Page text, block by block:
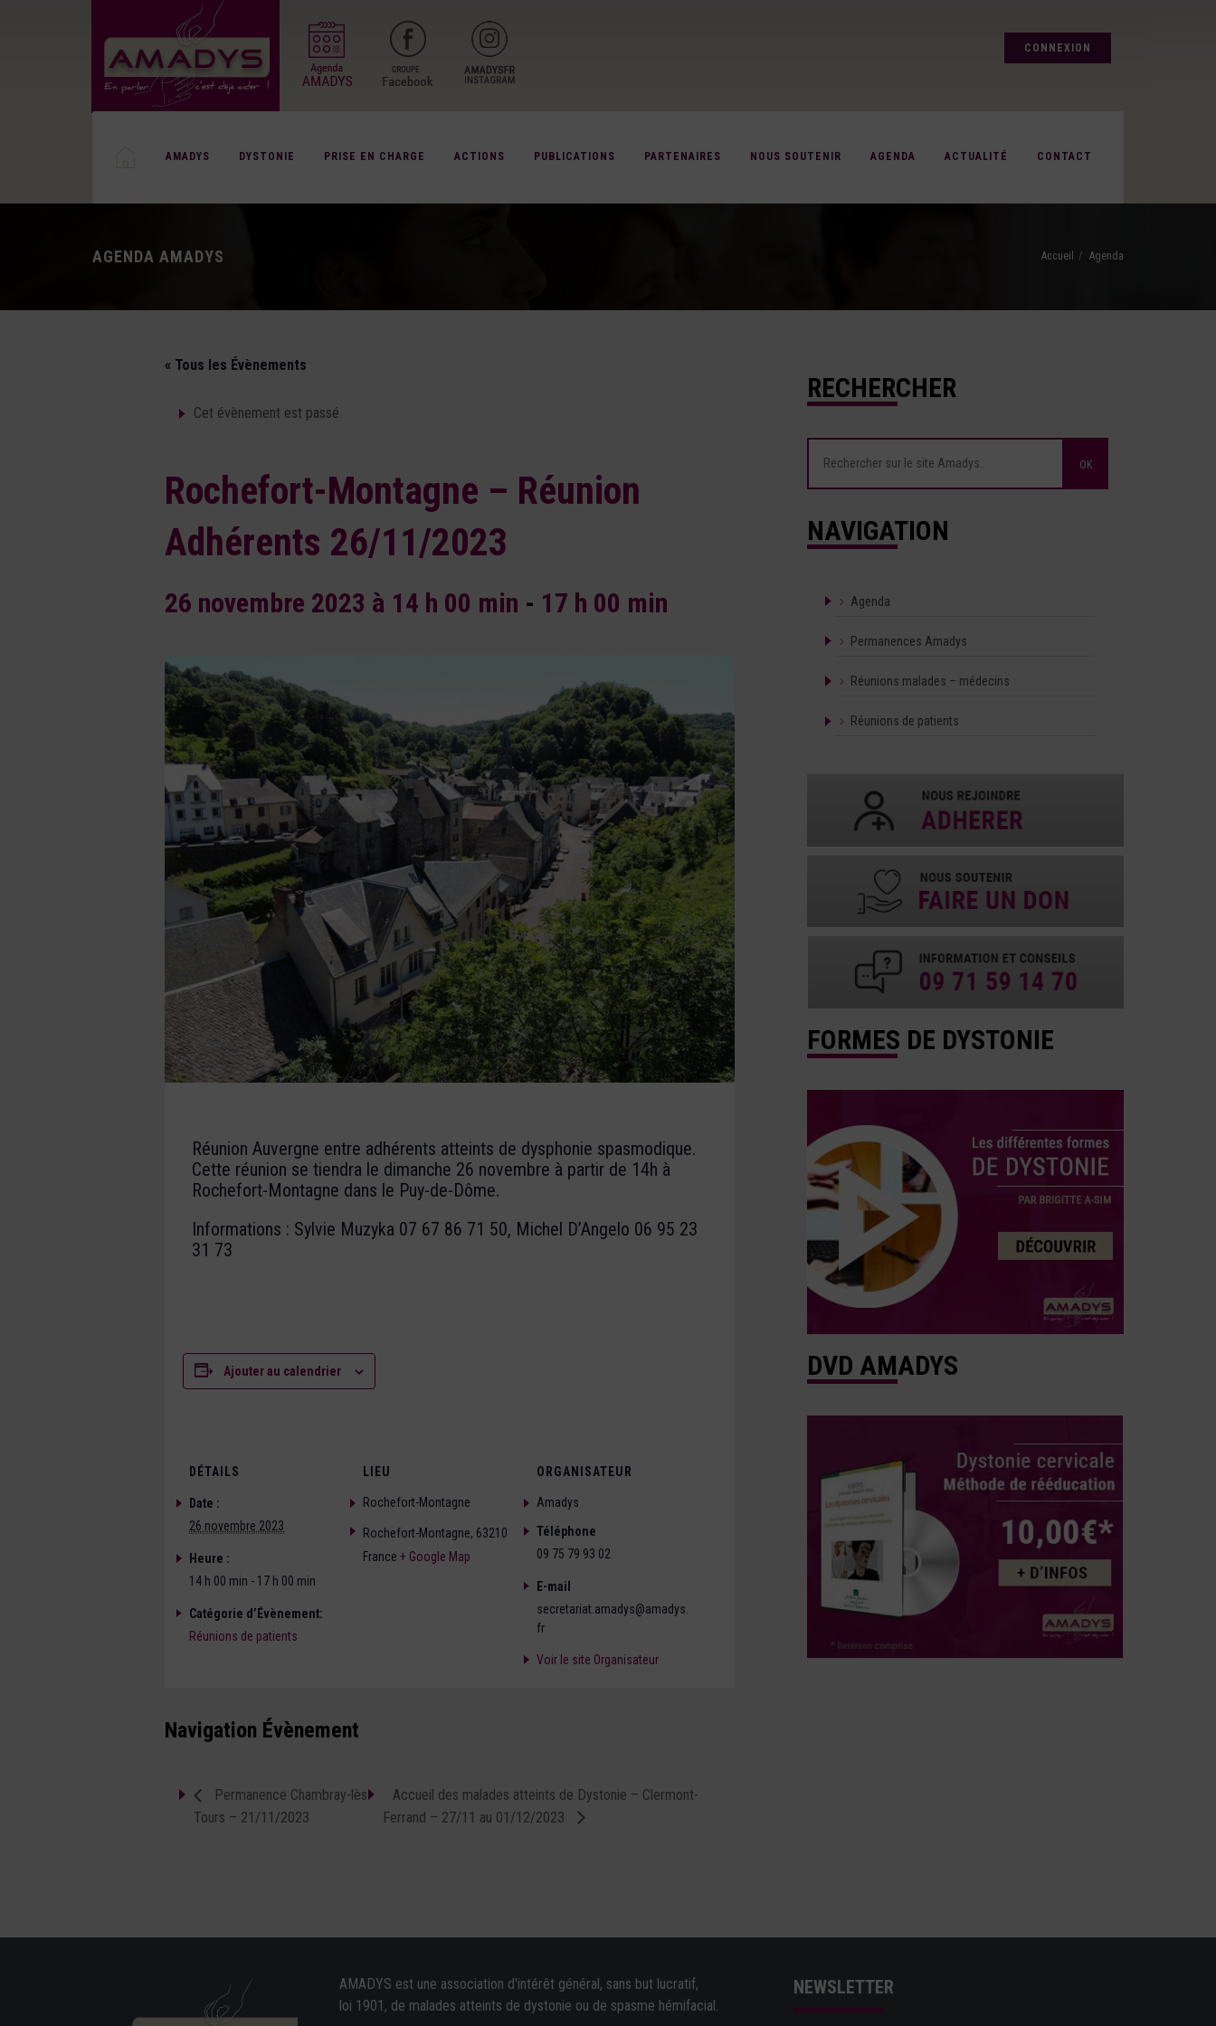
CONNEXION
AMADYS DYSTONIE PRISE EN CHARGE ACTIONS PUBLICATIONS PARTENAIRES NOUS SOUTENIR AGENDA ACTUALITÉ CONTACT
AGENDA AMADYS Accueil Agenda
« Tous les Évènements
Cet évènement est passé.
Rochefort-Montagne – Réunion
Adhérents 26/11/2023
26 novembre 2023 à 14 h 00 min - 17 h 00 min
Réunion Auvergne entre adhérents atteints de dysphonie spasmodique.
Cette réunion se tiendra le dimanche 26 novembre à partir de 14h à
Rochefort-Montagne dans le Puy-de-Dôme.
Informations : Sylvie Muzyka 07 67 86 71 50, Michel D’Angelo 06 95 23
31 73
Ajouter au calendrier
DÉTAILS
Date :
26 novembre 2023
Heure :
14 h 00 min - 17 h 00 min
Catégorie d’Évènement:
Réunions de patients
LIEU
Rochefort-Montagne
Rochefort-Montagne, 63210
France + Google Map
ORGANISATEUR
Amadys
Téléphone
09 75 79 93 02
E-mail
secretariat.amadys@amadys.
fr
Voir le site Organisateur
Navigation Évènement
Permanence Chambray-lès-
Tours – 21/11/2023
Accueil des malades atteints de Dystonie – Clermont-
Ferrand – 27/11 au 01/12/2023
RECHERCHER
NAVIGATION
Agenda
Permanences Amadys
Réunions malades – médecins
Réunions de patients
FORMES DE DYSTONIE
DVD AMADYS
AMADYS est une association d'intérêt général, sans but lucratif,
loi 1901, de malades atteints de dystonie ou de spasme hémifacial.
NEWSLETTER